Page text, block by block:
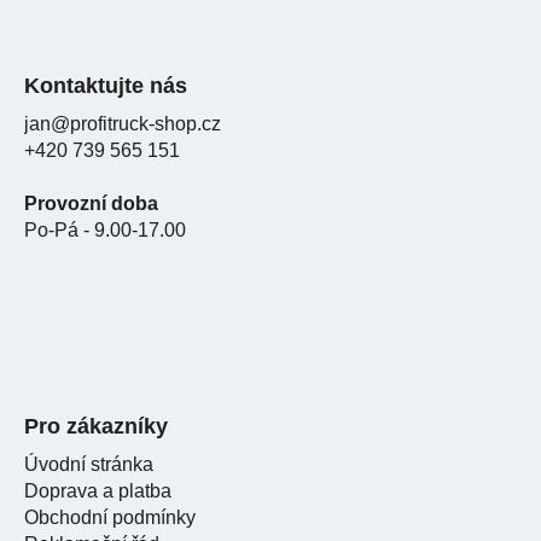
Kontaktujte nás
jan@profitruck-shop.cz
+420 739 565 151
Provozní doba
Po-Pá - 9.00-17.00
Pro zákazníky
Úvodní stránka
Doprava a platba
Obchodní podmínky